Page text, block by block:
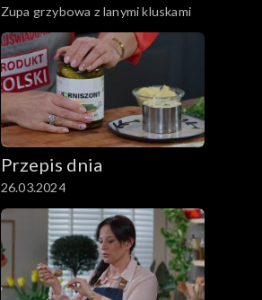
Zupa grzybowa z lanymi kluskami
Przepis dnia
26.03.2024